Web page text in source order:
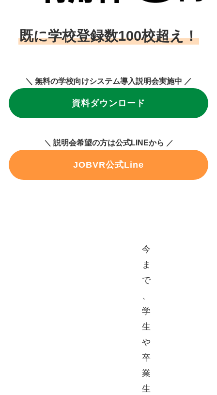
既に学校登録数100校超え！
＼ 無料の学校向けシステム導入説明会実施中 ／
資料ダウンロード
＼ 説明会希望の方は公式LINEから ／
JOBVR公式Line
今
ま
で
、
学
生
や
卒
業
生